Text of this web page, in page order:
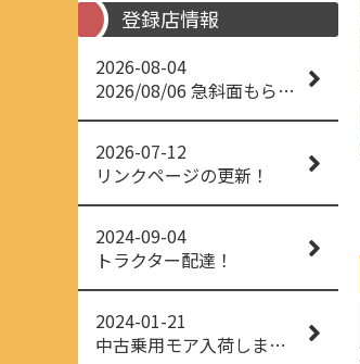
登録店情報
2026-08-04
2026/08/06 急斜面もらくらく草刈り
2026-07-12
リンクページの更新！
2024-09-04
トラクター配達！
2024-01-21
中古乗用モア入荷しました！